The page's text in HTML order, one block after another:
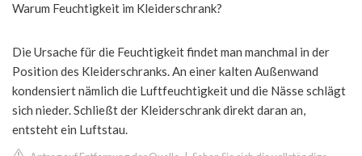
Warum Feuchtigkeit im Kleiderschrank?
Die Ursache für die Feuchtigkeit findet man manchmal in der
Position des Kleiderschranks. An einer kalten Außenwand
kondensiert nämlich die Luftfeuchtigkeit und die Nässe schlägt
sich nieder. Schließt der Kleiderschrank direkt daran an,
entsteht ein Luftstau.